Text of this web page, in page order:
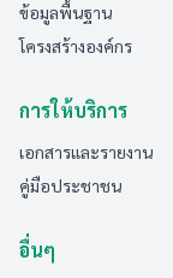
ข้อมูลพื้นฐาน
โครงสร้างองค์กร
การให้บริการ
เอกสารและรายงาน
คู่มือประชาชน
อื่นๆ